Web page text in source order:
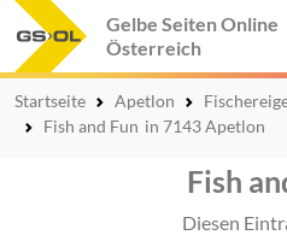
Gelbe Seiten Online
Österreich
Startseite Apetlon
Fish and Fun in 7143 Apetlon
Fish
Diesen